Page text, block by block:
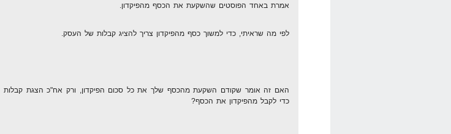
אמרת באחד הפוסטים שהשקעת את הכסף מהפיקדון.
לפי מה שראיתי, כדי למשוך כסף מהפיקדון צריך להציג קבלות של העסק.
האם זה אומר שקודם השקעת מהכסף שלך את כל סכום הפיקדון, ורק אח"כ הצגת קבלות
כדי לקבל מהפיקדון את הכסף?